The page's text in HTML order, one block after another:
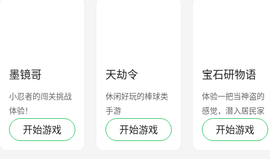
墨镜哥
小忍者的闯关挑战
体验！
开始游戏
天劫令
休闲好玩的棒球类
手游
开始游戏
宝石研物语
2：血缘之证
体验一把当神盗的
感觉，潜入居民家
开始游戏